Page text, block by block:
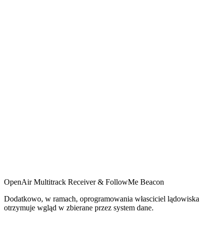
OpenAir Multitrack Receiver & FollowMe Beacon
Dodatkowo, w ramach, oprogramowania własciciel lądowiska
otrzymuje wgląd w zbierane przez system dane.